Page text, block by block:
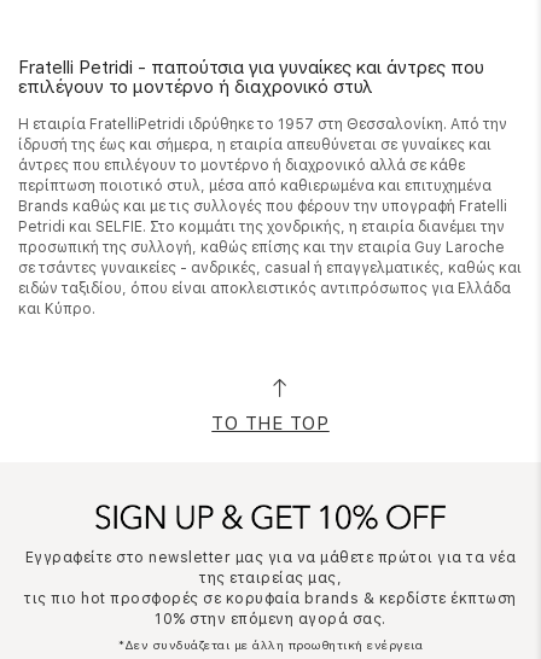
Fratelli Petridi - παπούτσια για γυναίκες και άντρες που
επιλέγουν το μοντέρνο ή διαχρονικό στυλ
Η εταιρία FratelliPetridi ιδρύθηκε το 1957 στη Θεσσαλονίκη. Από την
ίδρυσή της έως και σήμερα, η εταιρία απευθύνεται σε γυναίκες και
άντρες που επιλέγουν το μοντέρνο ή διαχρονικό αλλά σε κάθε
περίπτωση ποιοτικό στυλ, μέσα από καθιερωμένα και επιτυχημένα
Brands καθώς και με τις συλλογές που φέρουν την υπογραφή Fratelli
Petridi και SELFIE. Στο κομμάτι της χονδρικής, η εταιρία διανέμει την
προσωπική της συλλογή, καθώς επίσης και την εταιρία Guy Laroche
σε τσάντες γυναικείες - ανδρικές, casual ή επαγγελματικές, καθώς και
ειδών ταξιδίου, όπου είναι αποκλειστικός αντιπρόσωπος για Ελλάδα
και Κύπρο.
TO THE TOP
Εγγραφείτε στο newsletter μας για να μάθετε πρώτοι για τα νέα
της εταιρείας μας,
τις πιο hot προσφορές σε κορυφαία brands & κερδίστε έκπτωση
10% στην επόμενη αγορά σας.
*Δεν συνδυάζεται με άλλη προωθητική ενέργεια